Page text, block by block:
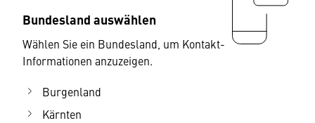
Bundesland auswählen
Wählen Sie ein Bundesland, um Kontakt-
Informationen anzuzeigen.
Burgenland
Kärnten